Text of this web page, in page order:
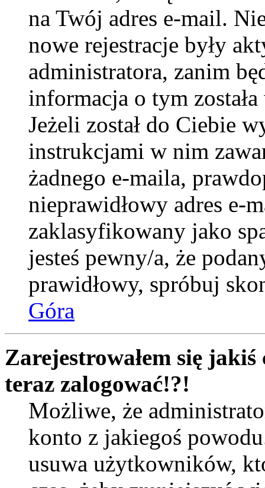
na Twój adres e-mail.
nowe rejestracje były
administratora, zanim
informacja o tym
Jeżeli został do Ciebie
instrukcjami w nim
żadnego e-maila,
nieprawidłowy adres e-
zaklasyfikowany jako
jesteś pewny/a, że
prawidłowy, spróbuj
Góra
Zarejestrowałem się jakiś
teraz zalogować!?!
Możliwe, że
konto z jakiegoś
usuwa użytkowników,